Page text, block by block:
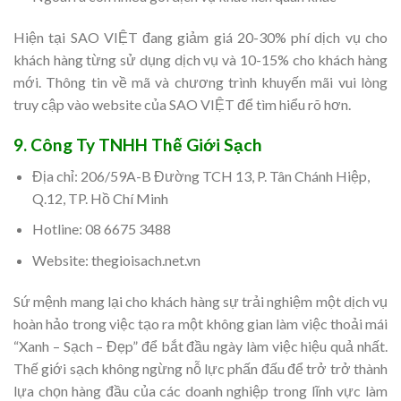
Hiện tại SAO VIỆT đang giảm giá 20-30% phí dịch vụ cho
khách hàng từng sử dụng dịch vụ và 10-15% cho khách hàng
mới. Thông tin về mã và chương trình khuyến mãi vui lòng
truy cập vào website của SAO VIỆT để tìm hiểu rõ hơn.
9. Công Ty TNHH Thế Giới Sạch
Địa chỉ: 206/59A-B Đường TCH 13, P. Tân Chánh Hiệp,
Q.12, TP. Hồ Chí Minh
Hotline: 08 6675 3488
Website: thegioisach.net.vn
Sứ mệnh mang lại cho khách hàng sự trải nghiệm một dịch vụ
hoàn hảo trong việc tạo ra một không gian làm việc thoải mái
“Xanh – Sạch – Đẹp” để bắt đầu ngày làm việc hiệu quả nhất.
Thế giới sạch không ngừng nỗ lực phấn đấu để trở trở thành
lựa chọn hàng đầu của các doanh nghiệp trong lĩnh vực làm